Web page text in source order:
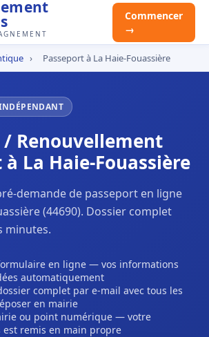
Commencer
→
› Passeport à La Haie-Fouassière
/ Renouvellement
à La Haie-Fouassière
demande de passeport en ligne
(44690). Dossier complet
minutes.
en ligne — vos informations
automatiquement
complet par e-mail avec tous les
en mairie
ou point numérique — votre
est remis en main propre